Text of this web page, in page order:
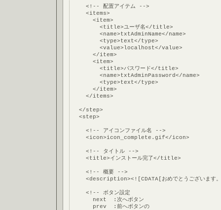
    <!-- 配置アイテム -->
    <items>
      <item>
        <title>ユーザ名</title>
        <name>txtAdminName</name>
        <type>text</type>
        <value>localhost</value>
      </item>
      <item>
        <title>パスワード</title>
        <name>txtAdminPassword</name>
        <type>text</type>
      </item>
    </items>
  </step>
  <step>
    <!-- アイコンファイル名 -->
    <icon>icon_complete.gif</icon>
    <!-- タイトル -->
    <title>インストール完了</title>
    <!-- 概要 -->
<description><![CDATA[おめでとうございます。
    <!-- ボタン設定
      next  :次へボタン
      prev  :前へボタンの